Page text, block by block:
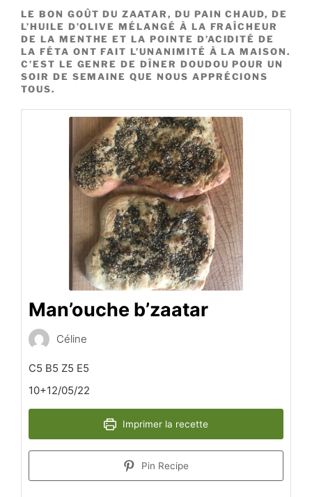
LE BON GOÛT DU ZAATAR, DU PAIN CHAUD, DE
L’HUILE D’OLIVE MÉLANGÉ À LA FRAÎCHEUR
DE LA MENTHE ET LA POINTE D’ACIDITÉ DE
LA FÉTA ONT FAIT L’UNANIMITÉ À LA MAISON.
C’EST LE GENRE DE DÎNER DOUDOU POUR UN
SOIR DE SEMAINE QUE NOUS APPRÉCIONS
TOUS.
Man’ouche b’zaatar
Céline
C5 B5 Z5 E5
10+12/05/22
Imprimer la recette
Pin Recipe